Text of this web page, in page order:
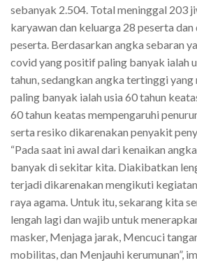
sebanyak 2.504. Total meninggal 203
karyawan dan keluarga 28 peserta dan
peserta. Berdasarkan angka sebaran
covid yang positif paling banyak ialah
tahun, sedangkan angka tertinggi yang
paling banyak ialah usia 60 tahun
60 tahun keatas mempengaruhi
serta resiko dikarenakan penyakit
“Pada saat ini awal dari kenaikan
banyak di sekitar kita. Diakibatkan
terjadi dikarenakan mengikuti
raya agama. Untuk itu, sekarang kita
lengah lagi dan wajib untuk
masker, Menjaga jarak, Mencuci
mobilitas, dan Menjauhi kerumunan”,